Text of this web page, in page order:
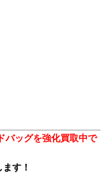
バッグを強化買取中で
す！